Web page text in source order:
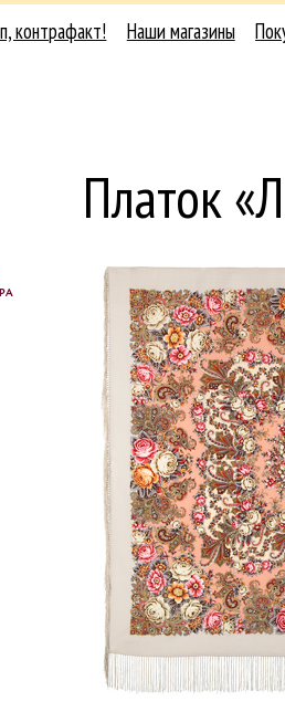
контрафакт! Наши магазины
Платок